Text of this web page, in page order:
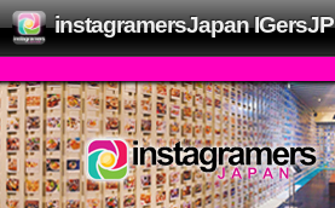
instagramersJapan IGersJP